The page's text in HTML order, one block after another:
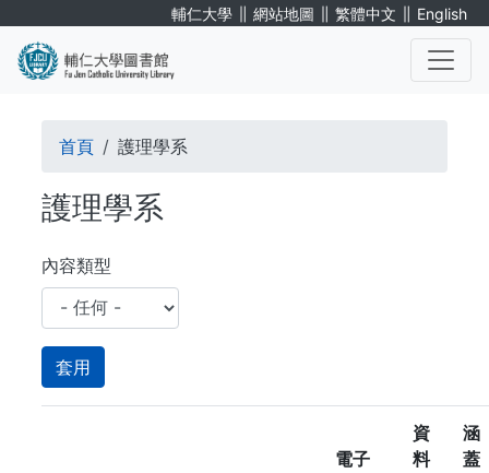
輔仁大學 ∥ 網站地圖 ∥ 繁體中文 ∥ English
導
航
連
結
首頁 護理學系
護理學系
內容類型
電子
資
料
涵
蓋